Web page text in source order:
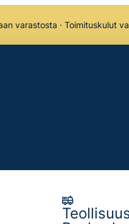
varastosta · Toimituskulut